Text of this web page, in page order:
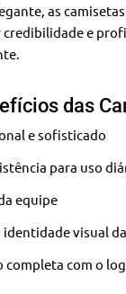
as
e
das
e sofisticado
para uso
equipe
identidade visual
completa com o